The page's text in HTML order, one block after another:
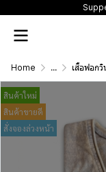
Home ... เสื้อฟอกวินเทจจากผ้าผ้าย 100 เปอ
สินค้าใหม่
สินค้าขายดี
สั่งจองล่วงหน้า